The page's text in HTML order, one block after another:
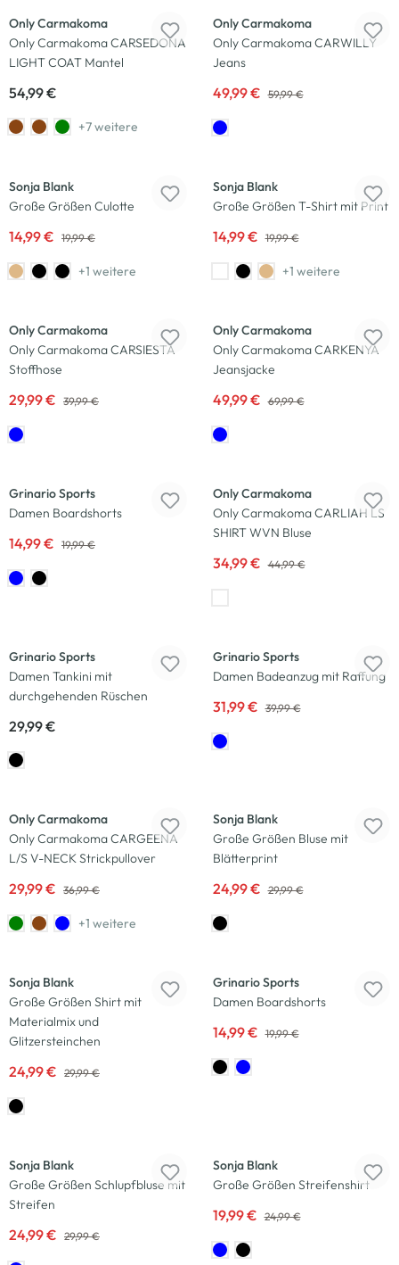
Only Carmakoma
Only Carmakoma CARSEDONA
LIGHT COAT Mantel
54,99 €
+7 weitere
Only Carmakoma
Only Carmakoma CARWILLY
Jeans
49,99 € 59,99 €
Sonja Blank
Große Größen Culotte
14,99 € 19,99 €
+1 weitere
Sonja Blank
Große Größen T-Shirt mit Print
14,99 € 19,99 €
+1 weitere
Only Carmakoma
Only Carmakoma CARSIESTA
Stoffhose
29,99 € 39,99 €
Only Carmakoma
Only Carmakoma CARKENYA
Jeansjacke
49,99 € 69,99 €
Grinario Sports
Damen Boardshorts
14,99 € 19,99 €
Only Carmakoma
Only Carmakoma CARLIAH LS
SHIRT WVN Bluse
34,99 € 44,99 €
Grinario Sports
Damen Tankini mit
durchgehenden Rüschen
29,99 €
Grinario Sports
Damen Badeanzug mit Raffung
31,99 € 39,99 €
Only Carmakoma
Only Carmakoma CARGEENA
L/S V-NECK Strickpullover
29,99 € 36,99 €
+1 weitere
Sonja Blank
Große Größen Bluse mit
Blätterprint
24,99 € 29,99 €
Sonja Blank
Große Größen Shirt mit
Materialmix und
Glitzersteinchen
24,99 € 29,99 €
Grinario Sports
Damen Boardshorts
14,99 € 19,99 €
Sonja Blank
Große Größen Schlupfbluse mit
Streifen
24,99 € 29,99 €
Sonja Blank
Große Größen Streifenshirt
19,99 € 24,99 €